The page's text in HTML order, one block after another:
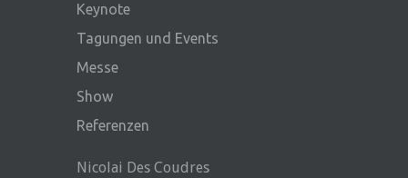
Keynote
Tagungen und Events
Messe
Show
Referenzen
Nicolai Des Coudres